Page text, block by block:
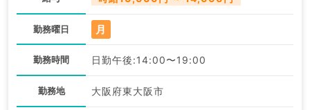
勤務曜日 月
勤務時間 日勤午後:14:00〜19:00
勤務地 大阪府東大阪市